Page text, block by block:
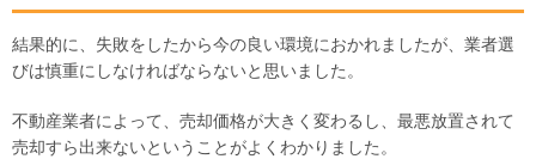
結果的に、失敗をしたから今の良い環境におかれましたが、業者選
びは慎重にしなければならないと思いました。
不動産業者によって、売却価格が大きく変わるし、最悪放置されて
売却すら出来ないということがよくわかりました。